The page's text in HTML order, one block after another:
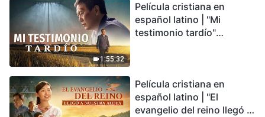
1:55:32
Película cristiana en
español latino | "Mi
testimonio tardío"
conmovedor
Película cristiana en
español latino | "El
evangelio del reino llegó a